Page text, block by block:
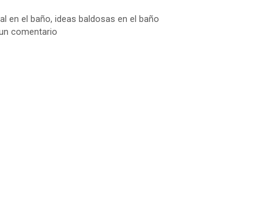
en el baño, ideas baldosas en el baño
comentario